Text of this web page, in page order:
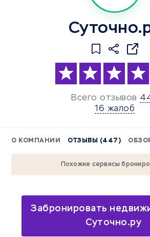
Всего отзывов
16 жалоб
О КОМПАНИИ ОТЗЫВЫ (447)
Похожие сервисы
Забронировать
Суточно.ру